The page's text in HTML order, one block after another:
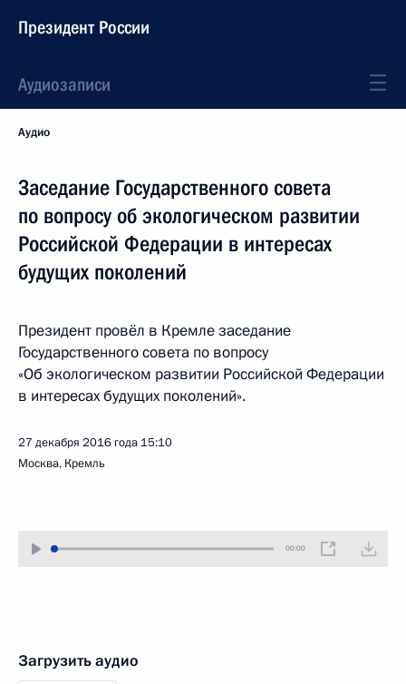
Президент России
Аудиозаписи
Аудио
Заседание Государственного совета
по вопросу об экологическом развитии
Российской Федерации в интересах
будущих поколений
Президент провёл в Кремле заседание
Государственного совета по вопросу
«Об экологическом развитии Российской Федерации
в интересах будущих поколений».
27 декабря 2016 года 15:10
Москва, Кремль
00:00
Загрузить аудио